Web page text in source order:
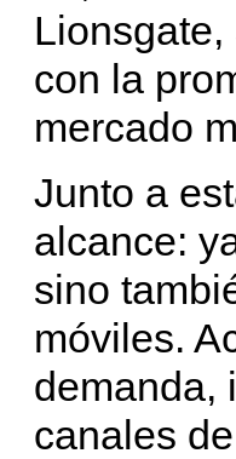
con la
mercado
Junto a
alcance:
sino
móviles.
demanda,
canales